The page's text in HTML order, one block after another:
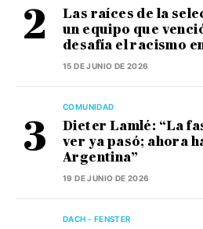
Las raíces de la
un equipo que
desafía el racismo
15 DE JUNIO DE 2026
COMUNIDAD
Dieter Lamlé: “La
ver ya pasó; ahora
Argentina”
19 DE JUNIO DE 2026
DACH - FENSTER